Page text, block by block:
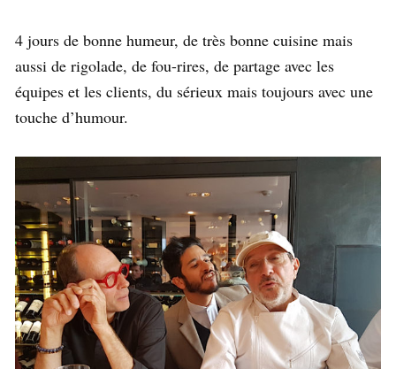
4 jours de bonne humeur, de très bonne cuisine mais
aussi de rigolade, de fou-rires, de partage avec les
équipes et les clients, du sérieux mais toujours avec une
touche d’humour.